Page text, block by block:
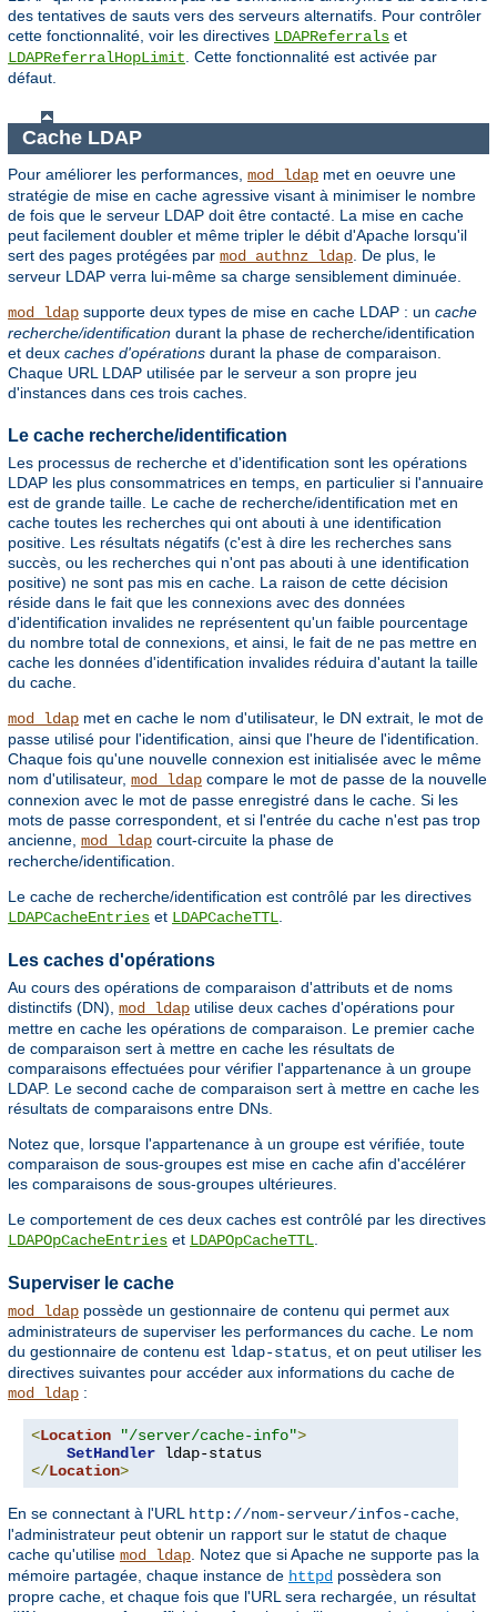
des tentatives de sauts vers des serveurs alternatifs. Pour contrôler
cette fonctionnalité, voir les directives LDAPReferrals et
LDAPReferralHopLimit . Cette fonctionnalité est activée par
défaut.
Cache LDAP
Pour améliorer les performances, mod_ldap met en oeuvre une
stratégie de mise en cache agressive visant à minimiser le nombre
de fois que le serveur LDAP doit être contacté. La mise en cache
peut facilement doubler et même tripler le débit d'Apache lorsqu'il
sert des pages protégées par mod_authnz_ldap . De plus, le
serveur LDAP verra lui-même sa charge sensiblement diminuée.
mod_ldap supporte deux types de mise en cache LDAP : un cache
recherche/identification durant la phase de recherche/identification
et deux caches d'opérations durant la phase de comparaison.
Chaque URL LDAP utilisée par le serveur a son propre jeu
d'instances dans ces trois caches.
Le cache recherche/identification
Les processus de recherche et d'identification sont les opérations
LDAP les plus consommatrices en temps, en particulier si l'annuaire
est de grande taille. Le cache de recherche/identification met en
cache toutes les recherches qui ont abouti à une identification
positive. Les résultats négatifs (c'est à dire les recherches sans
succès, ou les recherches qui n'ont pas abouti à une identification
positive) ne sont pas mis en cache. La raison de cette décision
réside dans le fait que les connexions avec des données
d'identification invalides ne représentent qu'un faible pourcentage
du nombre total de connexions, et ainsi, le fait de ne pas mettre en
cache les données d'identification invalides réduira d'autant la taille
du cache.
mod_ldap met en cache le nom d'utilisateur, le DN extrait, le mot de
passe utilisé pour l'identification, ainsi que l'heure de l'identification.
Chaque fois qu'une nouvelle connexion est initialisée avec le même
nom d'utilisateur, mod_ldap compare le mot de passe de la nouvelle
connexion avec le mot de passe enregistré dans le cache. Si les
mots de passe correspondent, et si l'entrée du cache n'est pas trop
ancienne, mod_ldap court-circuite la phase de
recherche/identification.
Le cache de recherche/identification est contrôlé par les directives
LDAPCacheEntries et LDAPCacheTTL
Les caches d'opérations
Au cours des opérations de comparaison d'attributs et de noms
distinctifs (DN), mod_ldap utilise deux caches d'opérations pour
mettre en cache les opérations de comparaison. Le premier cache
de comparaison sert à mettre en cache les résultats de
comparaisons effectuées pour vérifier l'appartenance à un groupe
LDAP. Le second cache de comparaison sert à mettre en cache les
résultats de comparaisons entre DNs.
Notez que, lorsque l'appartenance à un groupe est vérifiée, toute
comparaison de sous-groupes est mise en cache afin d'accélérer
les comparaisons de sous-groupes ultérieures.
Le comportement de ces deux caches est contrôlé par les directives
LDAPOpCacheEntries et LDAPOpCacheTTL
Superviser le cache
mod_ldap possède un gestionnaire de contenu qui permet aux
administrateurs de superviser les performances du cache. Le nom
du gestionnaire de contenu est ldap-status, et on peut utiliser les
directives suivantes pour accéder aux informations du cache de
mod_ldap :
<Location "/server/cache-info">
SetHandler
</Location>
En se connectant à l'URL http://nom-serveur/infos-cache,
l'administrateur peut obtenir un rapport sur le statut de chaque
cache qu'utilise mod_ldap. Notez que si Apache ne supporte pas la
mémoire partagée, chaque instance de httpd possèdera son
propre cache, et chaque fois que l'URL sera rechargée, un résultat